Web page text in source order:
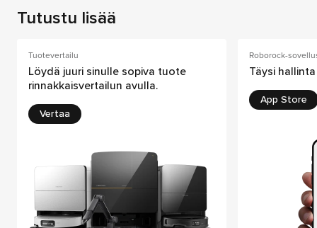
Tutustu lisää
Tuotevertailu
Löydä juuri sinulle sopiva tuote
rinnakkaisvertailun avulla.
Vertaa
Roborock-
Täysi
App Store